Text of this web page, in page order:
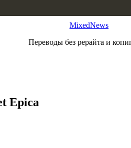
MixedNews
Переводы без рерайта и
Epica